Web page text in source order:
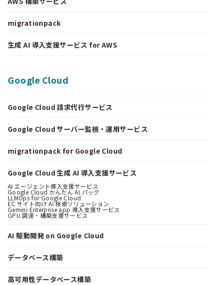
migrationpack
生成 AI 導入支援サービス for AWS
Google Cloud
Google Cloud 請求代行サービス
Google Cloud サーバー監視・運用サービス
migrationpack for Google Cloud
Google Cloud 生成 AI 導入支援サービス
AI エージェント導入支援サービス
Google Cloud かんたん AI パック
LLMOps for Google Cloud
EC サイト向け AI 検索ソリューション
Gemini Enterprise app 導入支援サービス
GPU 調達・構築支援サービス
AI 駆動開発 on Google Cloud
データベース構築
高可用性データベース構築